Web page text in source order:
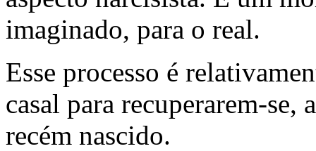
imaginado, para o real.
Esse processo é
casal para recuperarem-se,
recém nascido.